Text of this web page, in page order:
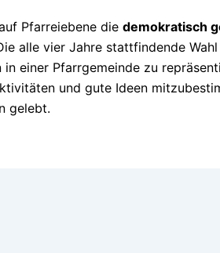
Pfarreiebene die demokratisch
alle vier Jahre stattfindende
einer Pfarrgemeinde zu
und gute Ideen
gelebt.